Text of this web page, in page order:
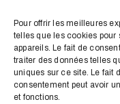
Pour offrir les meilleures
telles que les cookies
appareils. Le fait de
traiter des données telles
uniques sur ce site. Le fait
consentement peut avoir
et fonctions.
0490681523